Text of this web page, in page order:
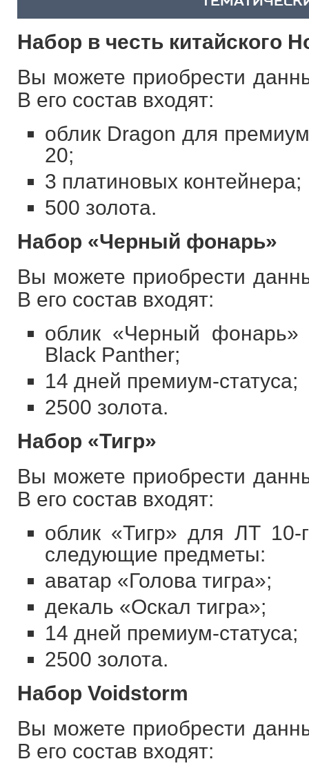
Набор в честь китайского
Вы можете приобрести
В его состав входят:
облик Dragon для
20;
3 платиновых контейнера;
500 золота.
Набор «Черный фонарь»
Вы можете приобрести
В его состав входят:
облик «Черный
Black Panther;
14 дней премиум-статуса;
2500 золота.
Набор «Тигр»
Вы можете приобрести
В его состав входят:
облик «Тигр» для ЛТ 10-
следующие предметы:
аватар «Голова тигра»;
декаль «Оскал тигра»;
14 дней премиум-статуса;
2500 золота.
Набор Voidstorm
Вы можете приобрести
В его состав входят: